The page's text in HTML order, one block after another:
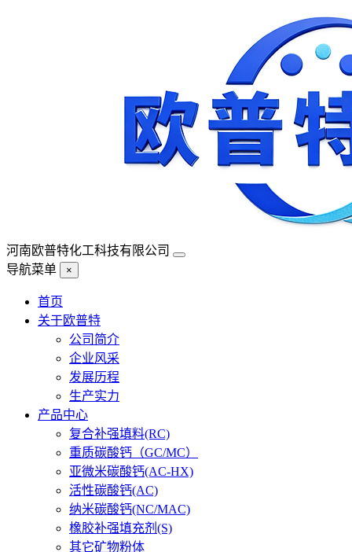
河南欧普特化工科技有限公司
导航菜单
×
首页
关于欧普特
公司简介
企业风采
发展历程
生产实力
产品中心
复合补强填料(RC)
重质碳酸钙（GC/MC）
亚微米碳酸钙(AC-HX)
活性碳酸钙(AC)
纳米碳酸钙(NC/MAC)
橡胶补强填充剂(S)
其它矿物粉体